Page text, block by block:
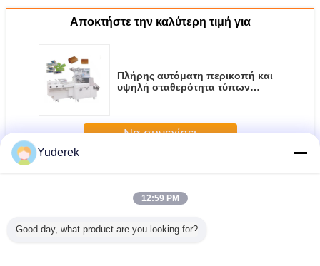
Αποκτήστε την καλύτερη τιμή για
Πλήρης αυτόματη περικοπή και
υψηλή σταθερότητα τύπων
Να συνεχίσει
Περισσότεροιαυτόματη τυλίγοντας μηχανή
Yuderek
12:59 PM
Good day, what product are you looking for?